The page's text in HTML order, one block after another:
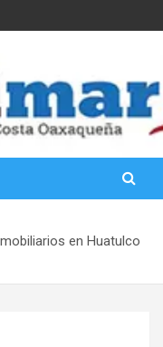
en Huatulco